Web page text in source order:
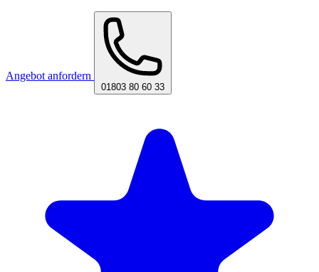
Angebot anfordern
01803 80 60 33